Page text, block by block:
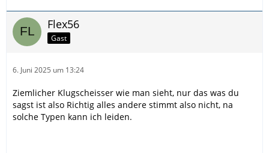
Flex56
Gast
6. Juni 2025 um 13:24
Ziemlicher Klugscheisser wie man sieht, nur das was du
sagst ist also Richtig alles andere stimmt also nicht, na
solche Typen kann ich leiden.